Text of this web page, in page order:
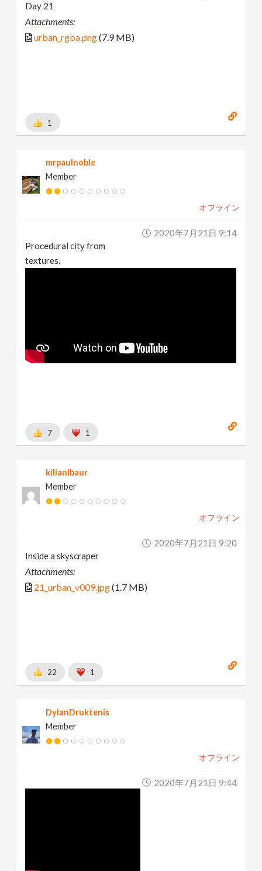
Day 21
Attachments:
urban_rgba.png(7.9 MB)
1
mrpaulnoble
Member
オフライン
2020年7月21日 9:14
Procedural city from
textures.
7 1
kilianlbaur
Member
オフライン
2020年7月21日 9:20
Inside a skyscraper
Attachments:
21_urban_v009.jpg(1.7 MB)
22 1
DylanDruktenis
Member
オフライン
2020年7月21日 9:44